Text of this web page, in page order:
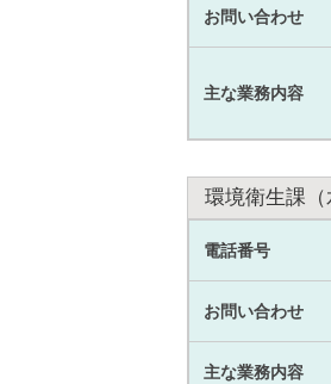
お問い合わせ
主な業務内容
環境衛生課（
電話番号
お問い合わせ
主な業務内容